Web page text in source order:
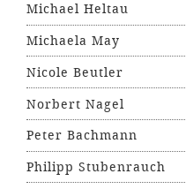
Michael Heltau
Michaela May
Nicole Beutler
Norbert Nagel
Peter Bachmann
Philipp Stubenrauch